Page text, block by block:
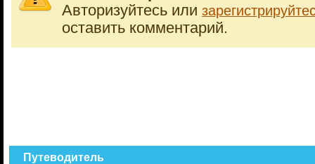
Авторизуйтесь или
оставить комментарий.
Путеводитель